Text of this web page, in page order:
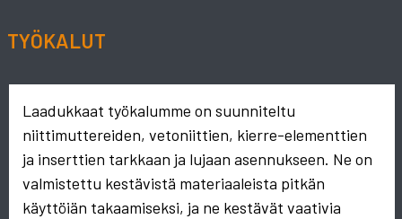
TYÖKALUT
Laadukkaat työkalumme on suunniteltu
niittimuttereiden, vetoniittien, kierre-elementtien
ja inserttien tarkkaan ja lujaan asennukseen. Ne on
valmistettu kestävistä materiaaleista pitkän
käyttöiän takaamiseksi, ja ne kestävät vaativia